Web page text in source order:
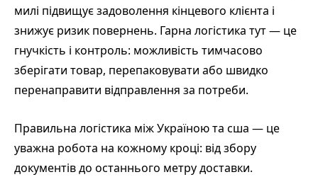
милі підвищує задоволення кінцевого клієнта і
знижує ризик повернень. Гарна логістика тут — це
гнучкість і контроль: можливість тимчасово
зберігати товар, перепаковувати або швидко
перенаправити відправлення за потреби.
Правильна логістика між Україною та сша — це
уважна робота на кожному кроці: від збору
документів до останнього метру доставки.